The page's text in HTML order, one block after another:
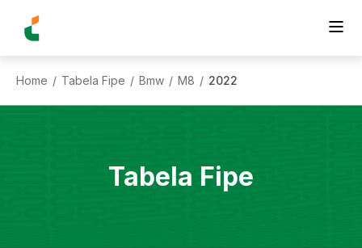
Home / Tabela Fipe / Bmw / M8 / 2022
Tabela Fipe